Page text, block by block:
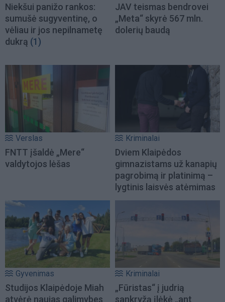
Niekšui panižo rankos:
sumušė sugyventinę, o
vėliau ir jos nepilnametę
dukrą (1)
JAV teismas bendrovei
„Meta“ skyrė 567 mln.
dolerių baudą
Verslas
FNTT įšaldė „Mere“
valdytojos lėšas
Kriminalai
Dviem Klaipėdos
gimnazistams už kanapių
pagrobimą ir platinimą –
lygtinis laisvės atėmimas
Gyvenimas
Studijos Klaipėdoje Miah
atvėrė naujas galimybes
Kriminalai
„Fūristas“ į judrią
sankryžą įlėkė „ant